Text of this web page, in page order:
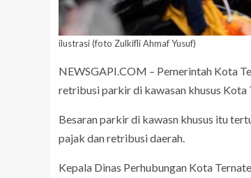
ilustrasi (foto Zulkifli Ahmaf Yusuf)
NEWSGAPI.COM – Pemerintah Kota
retribusi parkir di kawasan khusus Kota
Besaran parkir di kawasn khusus itu
pajak dan retribusi daerah.
Kepala Dinas Perhubungan Kota